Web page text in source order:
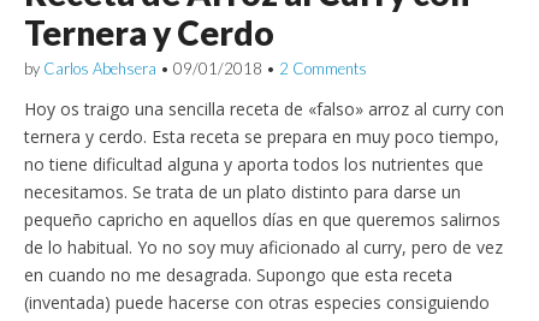
Ternera y Cerdo
by Carlos Abehsera • 09/01/2018 • 2 Comments
Hoy os traigo una sencilla receta de «falso» arroz al curry con
ternera y cerdo. Esta receta se prepara en muy poco tiempo,
no tiene dificultad alguna y aporta todos los nutrientes que
necesitamos. Se trata de un plato distinto para darse un
pequeño capricho en aquellos días en que queremos salirnos
de lo habitual. Yo no soy muy aficionado al curry, pero de vez
en cuando no me desagrada. Supongo que esta receta
(inventada) puede hacerse con otras especies consiguiendo